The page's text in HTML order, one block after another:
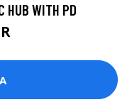
HUB WITH PD